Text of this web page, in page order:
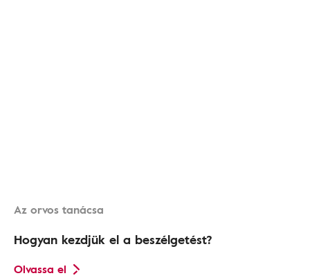
Az orvos tanácsa
Hogyan kezdjük el a beszélgetést?
Olvassa el